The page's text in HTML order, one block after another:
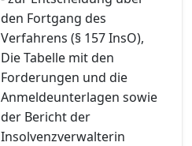
den Fortgang des
Verfahrens (§ 157 InsO),
Die Tabelle mit den
Forderungen und die
Anmeldeunterlagen sowie
der Bericht der
Insolvenzverwalterin